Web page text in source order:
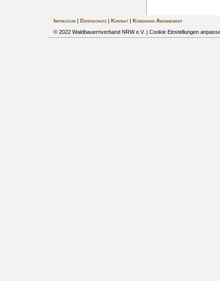
Impressum| Datenschutz| Kontakt|
Kündigung Abonnement
© 2022 Waldbauernverband NRW e.V. | Cookie Einstellungen